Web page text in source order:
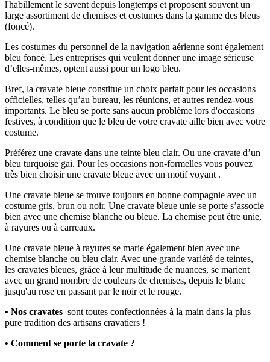
l'habillement le savent depuis longtemps et proposent souvent un
large assortiment de chemises et costumes dans la gamme des bleus
(foncé).
Les costumes du personnel de la navigation aérienne sont également
bleu foncé. Les entreprises qui veulent donner une image sérieuse
d’elles-mêmes, optent aussi pour un logo bleu.
Bref, la cravate bleue constitue un choix parfait pour les occasions
officielles, telles qu’au bureau, les réunions, et autres rendez-vous
importants. Le bleu se porte sans aucun problème lors d'occasions
festives, à condition que le bleu de votre cravate aille bien avec votre
costume.
Préférez une cravate dans une teinte bleu clair. Ou une cravate d’un
bleu turquoise gai. Pour les occasions non-formelles vous pouvez
très bien choisir une cravate bleue avec un motif voyant .
Une cravate bleue se trouve toujours en bonne compagnie avec un
costume gris, brun ou noir. Une cravate bleue unie se porte s’associe
bien avec une chemise blanche ou bleue. La chemise peut être unie,
à rayures ou à carreaux.
Une cravate bleue à rayures se marie également bien avec une
chemise blanche ou bleu clair. Avec une grande variété de teintes,
les cravates bleues, grâce à leur multitude de nuances, se marient
avec un grand nombre de couleurs de chemises, depuis le blanc
jusqu'au rose en passant par le noir et le rouge.
• Nos cravates sont toutes confectionnées à la main dans la plus
pure tradition des artisans cravatiers !
• Comment se porte la cravate ?